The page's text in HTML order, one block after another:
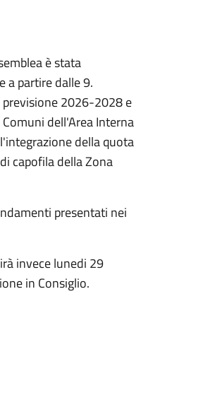
è stata
a partire dalle 9.
2026-2028 e
dell'Area Interna
della quota
capofila della Zona
presentati nei
invece lunedi 29
in Consiglio.